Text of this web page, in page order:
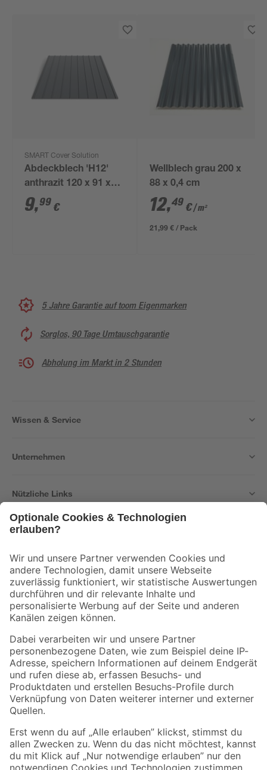
SMART Cover Solution
Abdeckblech 'H12'
anthrazit 120 x 91 x
0,03 cm
9,99 €
Wellblech grau 200 x
88 x 0,4 cm
12,49 €/ m²
21,99 € / Pack
5 Jahre Garantie auf toom Eigenmarken
Sorglos, 90 Tage Umtauschgarantie
Abholung im Markt in 2 Stunden
Wissen & Service
Unternehmen
Nützliche Links
Der toom Newsletter: Keine Angebote und Aktionen mehr verpassen!
Zur Newsletter Anmeldung
Folge uns
Zahlungsarten Versandarten
Sicher einkaufen
Jetzt die toom-App herunterladen